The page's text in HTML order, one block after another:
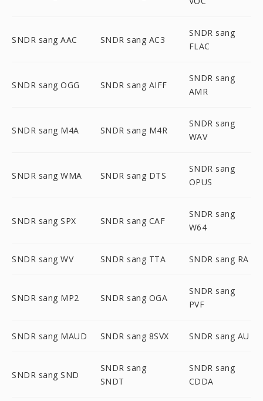
SNDR sang AAC SNDR sang AC3
SNDR sang
FLAC
SNDR sang OGG SNDR sang AIFF
SNDR sang
AMR
SNDR sang M4A SNDR sang M4R
SNDR sang
WAV
SNDR sang WMA SNDR sang DTS
SNDR sang
OPUS
SNDR sang SPX SNDR sang CAF
SNDR sang
W64
SNDR sang WV SNDR sang TTA SNDR sang RA
SNDR sang MP2 SNDR sang OGA
SNDR sang
PVF
SNDR sang MAUD SNDR sang 8SVX SNDR sang AU
SNDR sang SND
SNDR sang
SNDT
SNDR sang
CDDA